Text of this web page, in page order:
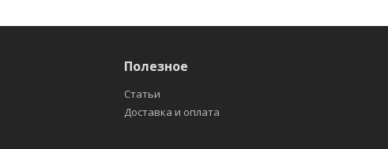
Полезное
Статьи
Доставка и оплата